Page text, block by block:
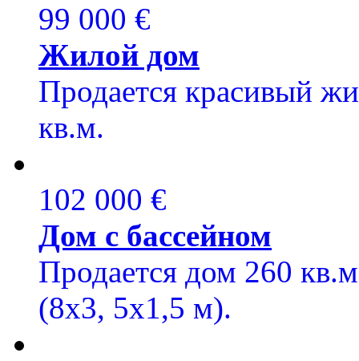
99 000 €
Жилой дом
Продается красивый
кв.м.
102 000 €
Дом с бассейном
Продается дом 260
(8x3, 5x1,5 м).